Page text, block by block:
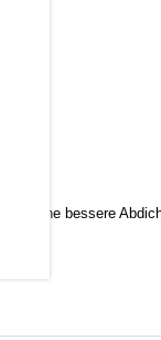
eine bessere